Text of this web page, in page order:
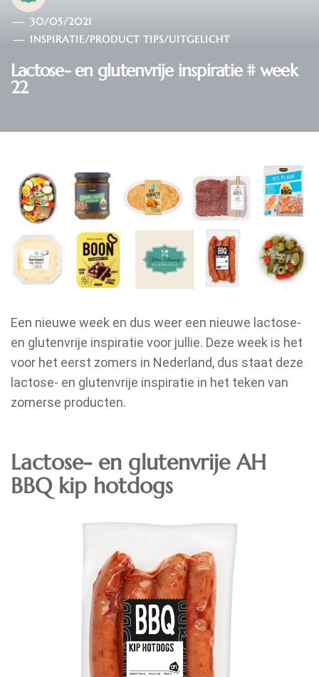
30/05/2021
INSPIRATIE/PRODUCT TIPS/UITGELICHT
Lactose- en glutenvrije inspiratie # week
22
Een nieuwe week en dus weer een nieuwe lactose-
en glutenvrije inspiratie voor jullie. Deze week is het
voor het eerst zomers in Nederland, dus staat deze
lactose- en glutenvrije inspiratie in het teken van
zomerse producten.
Lactose- en glutenvrije AH
BBQ kip hotdogs